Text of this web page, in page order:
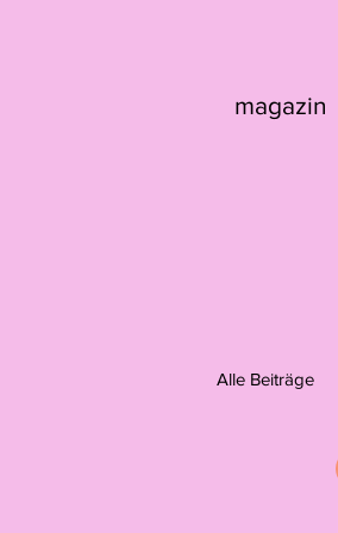
magazin
Alle Beiträge